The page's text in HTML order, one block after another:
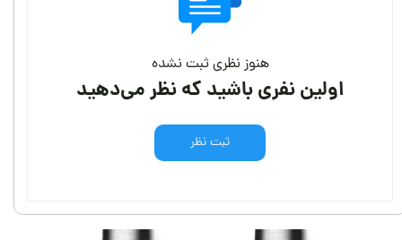
هنوز نظری ثبت نشده
اولین نفری باشید که نظر می‌دهید
ثبت نظر